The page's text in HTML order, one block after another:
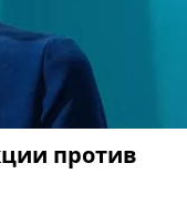
против